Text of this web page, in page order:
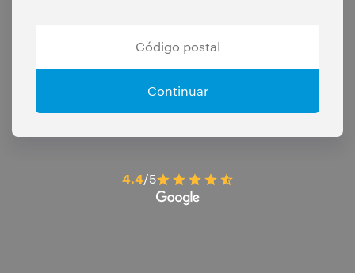
Continuar
4.4/5